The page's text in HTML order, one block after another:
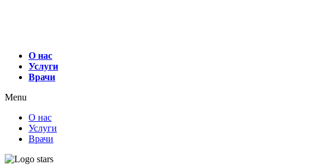
О нас
Услуги
Врачи
Menu
О нас
Услуги
Врачи